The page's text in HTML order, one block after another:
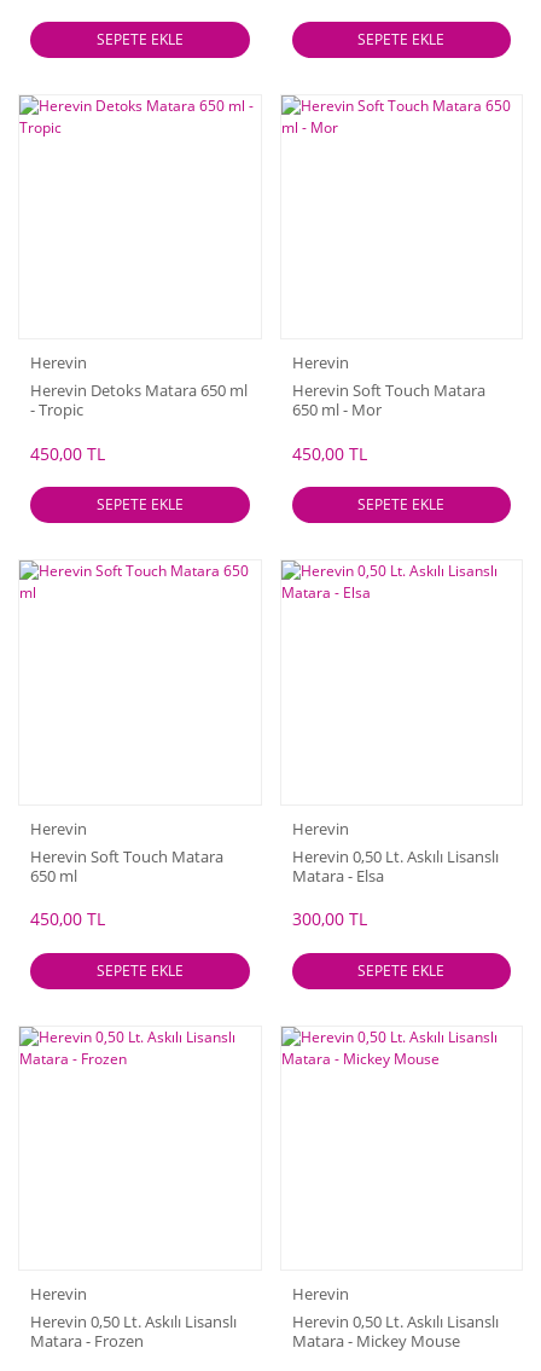
SEPETE EKLE SEPETE EKLE
Herevin
Herevin Detoks Matara 650 ml
- Tropic
450,00 TL
SEPETE EKLE
Herevin
Herevin Soft Touch Matara
650 ml - Mor
450,00 TL
SEPETE EKLE
Herevin
Herevin Soft Touch Matara
650 ml
450,00 TL
SEPETE EKLE
Herevin
Herevin 0,50 Lt. Askılı Lisanslı
Matara - Elsa
300,00 TL
SEPETE EKLE
Herevin
Herevin 0,50 Lt. Askılı Lisanslı
Matara - Frozen
Herevin
Herevin 0,50 Lt. Askılı Lisanslı
Matara - Mickey Mouse